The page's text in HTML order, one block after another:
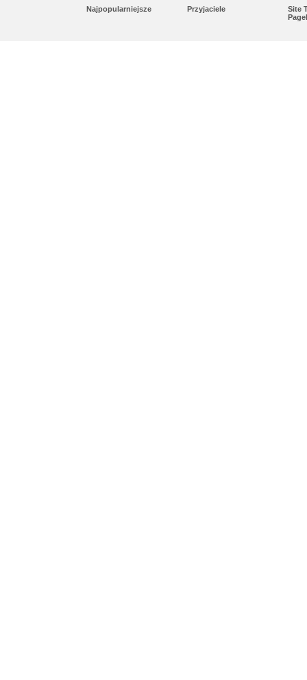
Najpopularniejsze Przyjaciele
Site